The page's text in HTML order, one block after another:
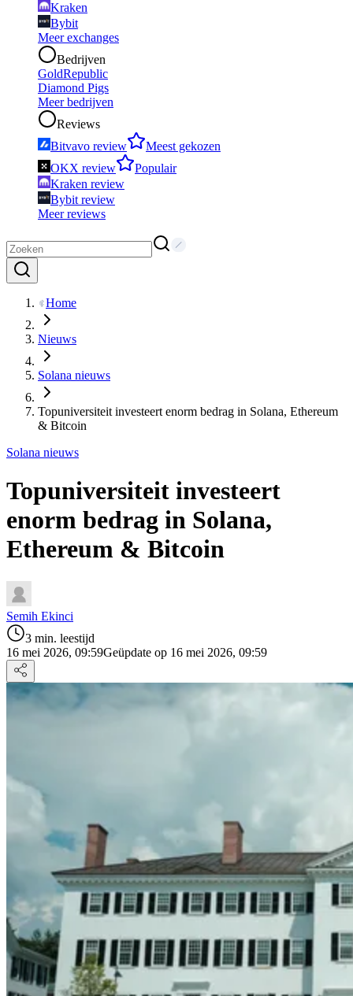
Kraken
Bybit
Meer exchanges
Bedrijven
GoldRepublic
Diamond Pigs
Meer bedrijven
Reviews
Bitvavo review
Meest gekozen
OKX review
Populair
Kraken review
Bybit review
Meer reviews
Home
Nieuws
Solana nieuws
Topuniversiteit investeert enorm bedrag in Solana, Ethereum
& Bitcoin
Solana nieuws
Topuniversiteit investeert
enorm bedrag in Solana,
Ethereum & Bitcoin
Semih Ekinci
3 min. leestijd
16 mei 2026, 09:59Geüpdate op 16 mei 2026, 09:59